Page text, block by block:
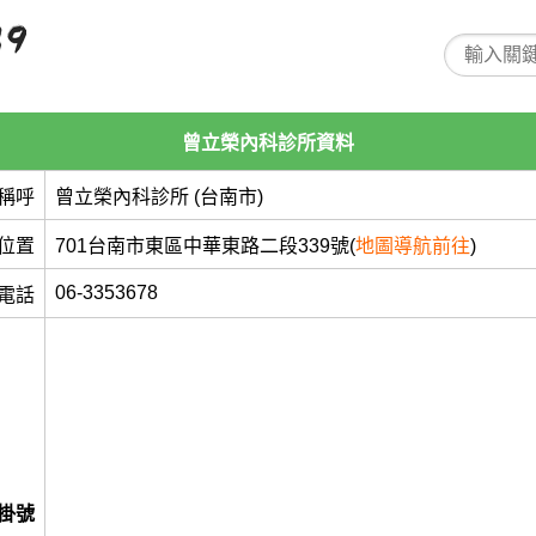
曾立榮內科診所資料
呼 曾立榮內科診所 (台南市)
置 701台南市東區中華東路二段339號(地圖導航前往)
話 06-3353678
號